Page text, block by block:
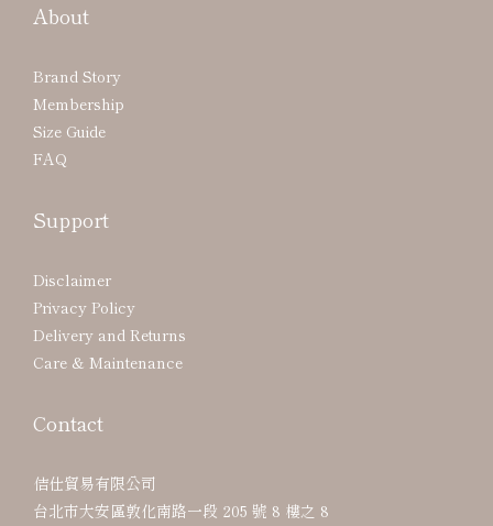
About
Brand Story
Membership
Size Guide
FAQ
Support
Disclaimer
Privacy Policy
Delivery and Returns
Care & Maintenance
Contact
佶仕貿易有限公司
台北市大安區敦化南路一段 205 號 8 樓之 8